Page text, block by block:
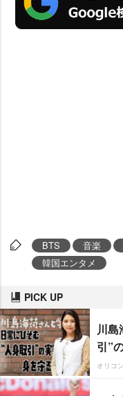
BTS 音楽
韓国エンタメ
PICK UP
川
引”
オリコ